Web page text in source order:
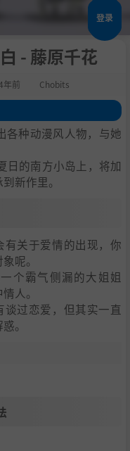
登录
- 藤原千花
年前 Chobits
各种动漫风人物，与她
日的南方小岛上，将加
新作里。
关于爱情的出现，你
呢。
个霸气侧漏的大姐姐
人。
过恋爱，但其实一直
。